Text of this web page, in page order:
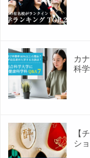
カ
科
【
シ